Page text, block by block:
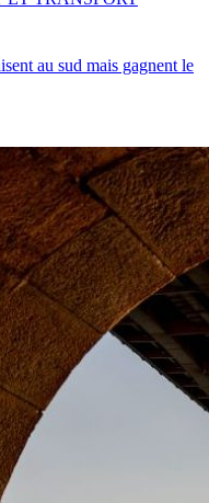
au sud mais gagnent le